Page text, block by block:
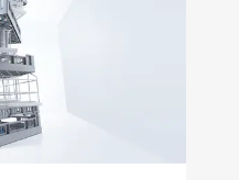
in mm
mm